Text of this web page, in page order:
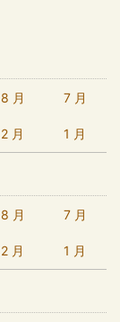
8 月 7 月
2 月 1 月
8 月 7 月
2 月 1 月